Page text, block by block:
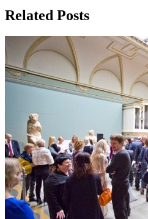
Related Posts